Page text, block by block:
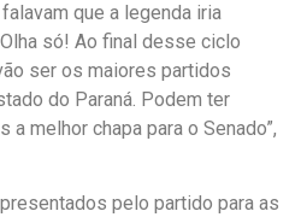
que a legenda iria
só! Ao final desse ciclo
ser os maiores partidos
do Paraná. Podem ter
melhor chapa para o Senado”,
pelo partido para as